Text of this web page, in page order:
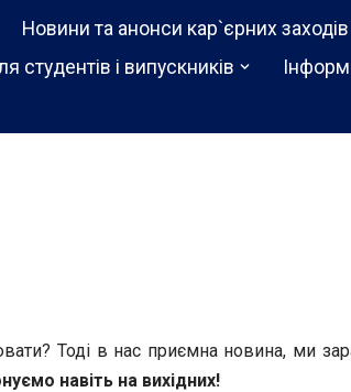
Новини та анонси кар`єрних
студентів і випускників
Тоді в нас приємна новина, ми
навіть на вихідних!